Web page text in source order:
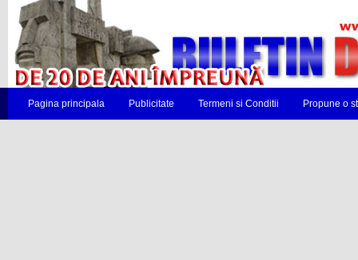
Pagina principala Publicitate Termeni si Conditii Propune o